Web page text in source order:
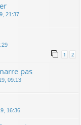
21:37
1 2
pas
09:13
16:36